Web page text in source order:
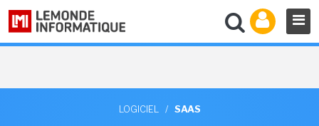
LOGICIEL / SAAS